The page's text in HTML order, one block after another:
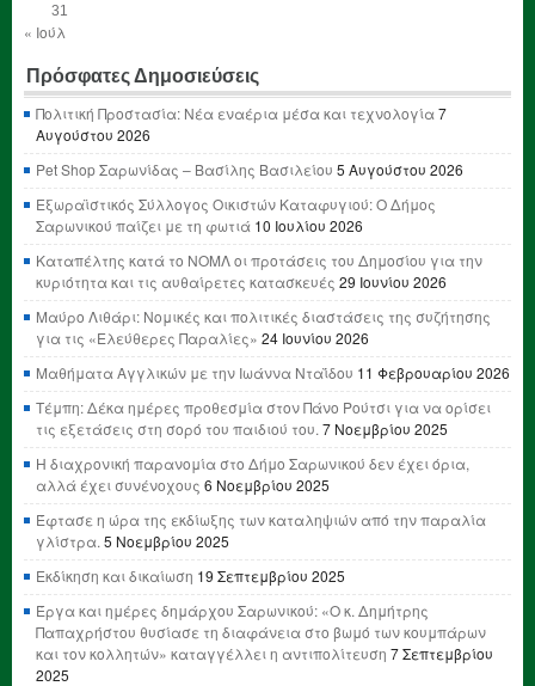
31
« Ιούλ
Πρόσφατες Δημοσιεύσεις
Πολιτική Προστασία: Νέα εναέρια μέσα και τεχνολογία7
Αυγούστου 2026
Pet Shop Σαρωνίδας – Βασίλης Βασιλείου 5 Αυγούστου 2026
Εξωραϊστικός Σύλλογος Οικιστών Καταφυγιού: Ο Δήμος
Σαρωνικού παίζει με τη φωτιά 10 Ιουλίου 2026
Καταπέλτης κατά το ΝΟΜΛ οι προτάσεις του Δημοσίου για την
κυριότητα και τις αυθαίρετες κατασκευές 29 Ιουνίου 2026
Μαύρο Λιθάρι: Νομικές και πολιτικές διαστάσεις της συζήτησης
για τις «Ελεύθερες Παραλίες» 24 Ιουνίου 2026
Μαθήματα Αγγλικών με την Ιωάννα Νταΐδου 11 Φεβρουαρίου 2026
Τέμπη: Δέκα ημέρες προθεσμία στον Πάνο Ρούτσι για να ορίσει
τις εξετάσεις στη σορό του παιδιού του. 7 Νοεμβρίου 2025
Η διαχρονική παρανομία στο Δήμο Σαρωνικού δεν έχει όρια,
αλλά έχει συνένοχους 6 Νοεμβρίου 2025
Έφτασε η ώρα της εκδίωξης των καταληψιών από την παραλία
γλίστρα. 5 Νοεμβρίου 2025
Εκδίκηση και δικαίωση 19 Σεπτεμβρίου 2025
Έργα και ημέρες δημάρχου Σαρωνικού: «Ο κ. Δημήτρης
Παπαχρήστου θυσίασε τη διαφάνεια στο βωμό των κουμπάρων
και τον κολλητών» καταγγέλλει η αντιπολίτευση 7 Σεπτεμβρίου
2025